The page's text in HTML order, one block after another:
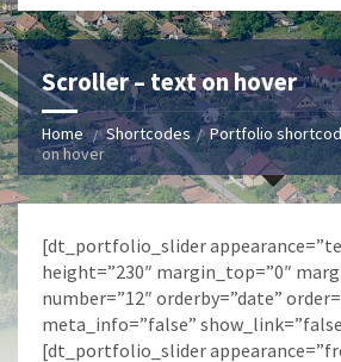
Scroller – text on hover
Home Shortcodes Portfolio
on hover
[dt_portfolio_slider
height=”230″ margin_top=”0″
number=”12″ orderby=”date”
meta_info=”false”
[dt_portfolio_slider